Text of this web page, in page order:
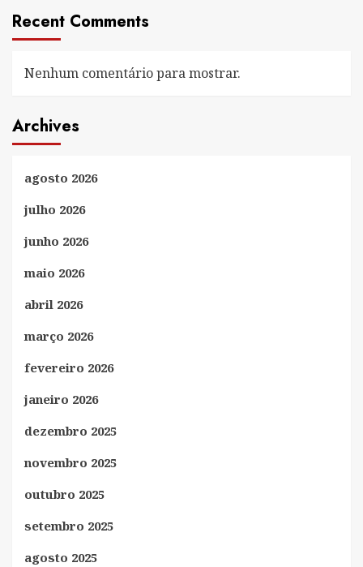
Recent Comments
Nenhum comentário para mostrar.
Archives
agosto 2026
julho 2026
junho 2026
maio 2026
abril 2026
março 2026
fevereiro 2026
janeiro 2026
dezembro 2025
novembro 2025
outubro 2025
setembro 2025
agosto 2025